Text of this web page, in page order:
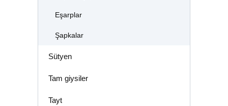
Eşarplar
Şapkalar
Sütyen
Tam giysiler
Tayt